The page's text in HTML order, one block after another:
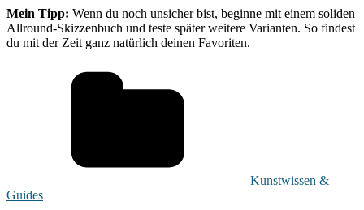
Mein Tipp: Wenn du noch unsicher bist, beginne mit einem soliden
Allround-Skizzenbuch und teste später weitere Varianten. So findest
du mit der Zeit ganz natürlich deinen Favoriten.
Kunstwissen &
Guides